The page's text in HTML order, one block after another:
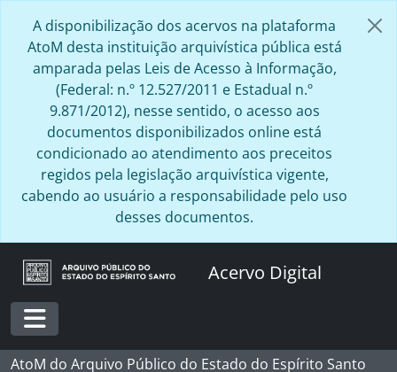
A disponibilização dos acervos na plataforma
AtoM desta instituição arquivística pública está
amparada pelas Leis de Acesso à Informação,
(Federal: n.º 12.527/2011 e Estadual n.º
9.871/2012), nesse sentido, o acesso aos
documentos disponibilizados online está
condicionado ao atendimento aos preceitos
regidos pela legislação arquivística vigente,
cabendo ao usuário a responsabilidade pelo uso
desses documentos.
Acervo Digital
Toggle navigation
AtoM do Arquivo Público do Estado do Espírito Santo